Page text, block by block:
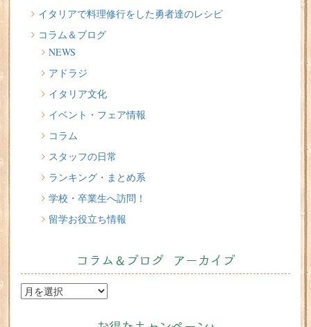
イタリア人はどんなジェラートを食べる？
2026/07/17
イタリアが誇る3人の天才芸術家 その傑作を見に行こう！
2026/07/16
味わってみたい！魚介の「ごった煮」 リヴォルノの
Cacciucco（カッチュッコ）
イタリアで料理修行をした勇者達のレシピ
コラム＆ブログ
NEWS
アドラジ
イタリア文化
イベント・フェア情報
コラム
スタッフの日常
ランキング・まとめ系
学校・卒業生へ訪問！
留学お役立ち情報
コラム＆ブログ アーカイブ